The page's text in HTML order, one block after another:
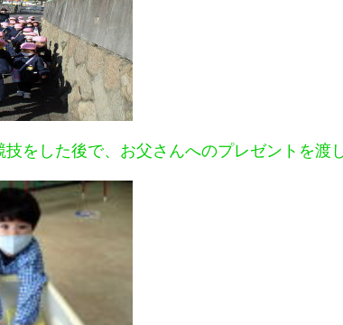
をした後で、お父さんへのプレゼントを渡